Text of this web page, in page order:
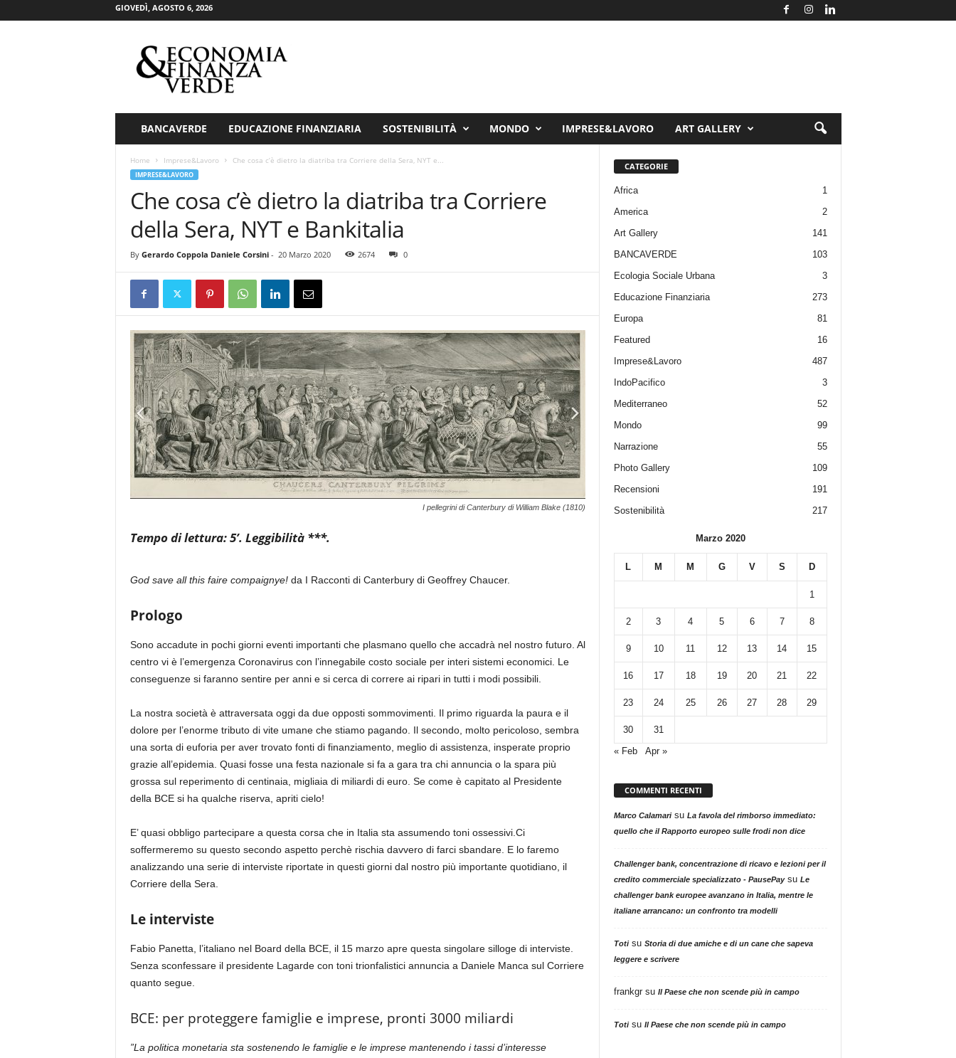
GIOVEDÌ, AGOSTO 6, 2026
V
d
BANCAVERDE EDUCAZIONE FINANZIARIA SOSTENIBILITÀ MONDO IMPRESE&LAVORO ART GALLERY
Home Imprese&Lavoro Che cosa c’è dietro la diatriba tra Corriere della Sera, NYT e...
IMPRESE&LAVORO
Che cosa c’è dietro la diatriba tra Corriere
della Sera, NYT e Bankitalia
By Gerardo Coppola Daniele Corsini- 20 Marzo 2020 2674 0
I pellegrini di Canterbury di William Blake (1810)
Tempo di lettura: 5’. Leggibilità ***.
God save all this faire compaignye! da I Racconti di Canterbury di Geoffrey Chaucer.
Prologo
Sono accadute in pochi giorni eventi importanti che plasmano quello che accadrà nel nostro futuro. Al
centro vi è l’emergenza Coronavirus con l’innegabile costo sociale per interi sistemi economici. Le
conseguenze si faranno sentire per anni e si cerca di correre ai ripari in tutti i modi possibili.
La nostra società è attraversata oggi da due opposti sommovimenti. Il primo riguarda la paura e il
dolore per l’enorme tributo di vite umane che stiamo pagando. Il secondo, molto pericoloso, sembra
una sorta di euforia per aver trovato fonti di finanziamento, meglio di assistenza, insperate proprio
grazie all’epidemia. Quasi fosse una festa nazionale si fa a gara tra chi annuncia o la spara più
grossa sul reperimento di centinaia, migliaia di miliardi di euro. Se come è capitato al Presidente
della BCE si ha qualche riserva, apriti cielo!
E’ quasi obbligo partecipare a questa corsa che in Italia sta assumendo toni ossessivi.Ci
soffermeremo su questo secondo aspetto perchè rischia davvero di farci sbandare. E lo faremo
analizzando una serie di interviste riportate in questi giorni dal nostro più importante quotidiano, il
Corriere della Sera.
Le interviste
Fabio Panetta, l’italiano nel Board della BCE, il 15 marzo apre questa singolare silloge di interviste.
Senza sconfessare il presidente Lagarde con toni trionfalistici annuncia a Daniele Manca sul Corriere
quanto segue.
BCE: per proteggere famiglie e imprese, pronti 3000 miliardi
”La politica monetaria sta sostenendo le famiglie e le imprese mantenendo i tassi d’interesse
CATEGORIE
Africa
1
America
2
Art Gallery
141
BANCAVERDE
103
Ecologia Sociale Urbana
3
Educazione Finanziaria
273
Europa
81
Featured
16
Imprese&Lavoro
487
IndoPacifico
3
Mediterraneo
52
Mondo
99
Narrazione
55
Photo Gallery
109
Recensioni
191
Sostenibilità
217
Marzo 2020
L M M G V S D
1
2 3 4 5 6 7 8
9 10 11 12 13 14 15
16 17 18 19 20 21 22
23 24 25 26 27 28 29
30
31
« Feb
Apr »
COMMENTI RECENTI
Marco Calamarisu La favola del rimborso immediato:
quello che il Rapporto europeo sulle frodi non dice
Challenger bank, concentrazione di ricavo e lezioni per il
credito commerciale specializzato - PausePaysu Le
challenger bank europee avanzano in Italia, mentre le
italiane arrancano: un confronto tra modelli
Totisu Storia di due amiche e di un cane che sapeva
leggere e scrivere
frankgrsu Il Paese che non scende più in campo
Totisu Il Paese che non scende più in campo